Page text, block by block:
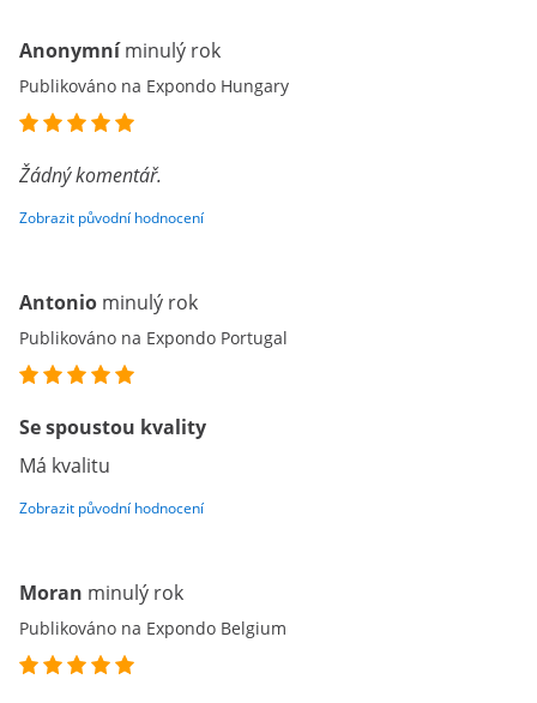
Anonymní minulý rok
Publikováno na Expondo Hungary
Žádný komentář.
Zobrazit původní hodnocení
Antonio minulý rok
Publikováno na Expondo Portugal
Se spoustou kvality
Má kvalitu
Zobrazit původní hodnocení
Moran minulý rok
Publikováno na Expondo Belgium